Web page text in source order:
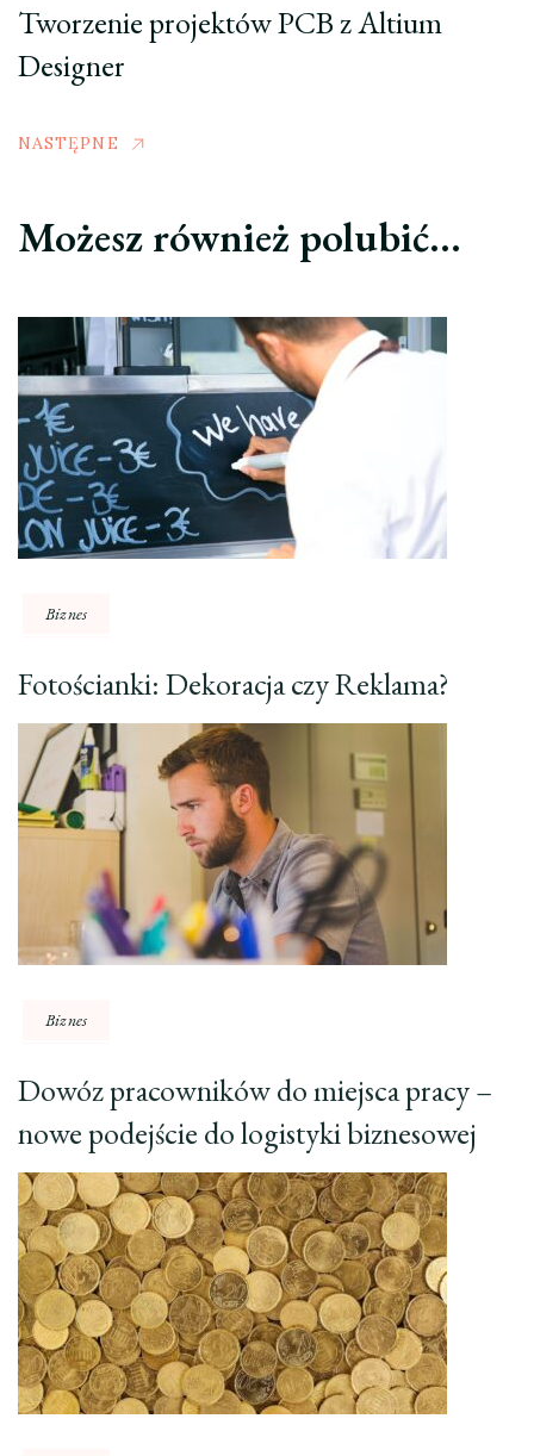
Tworzenie projektów PCB z Altium
Designer
NASTĘPNE
Możesz również polubić…
Biznes
Fotościanki: Dekoracja czy Reklama?
Biznes
Dowóz pracowników do miejsca pracy –
nowe podejście do logistyki biznesowej